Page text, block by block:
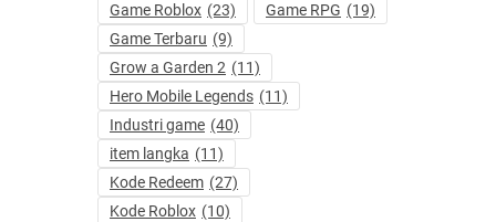
Game Roblox (23) Game RPG (19)
Game Terbaru (9)
Grow a Garden 2 (11)
Hero Mobile Legends (11)
Industri game (40)
item langka (11)
Kode Redeem (27)
Kode Roblox (10)